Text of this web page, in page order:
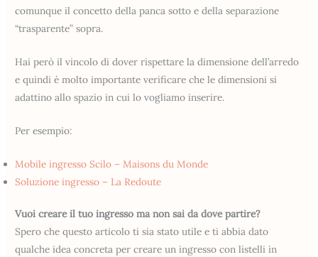
comunque il concetto della panca sotto e della separazione
“trasparente” sopra.
Hai però il vincolo di dover rispettare la dimensione dell’arredo
e quindi è molto importante verificare che le dimensioni si
adattino allo spazio in cui lo vogliamo inserire.
Per esempio:
Mobile ingresso Scilo – Maisons du Monde
Soluzione ingresso – La Redoute
Vuoi creare il tuo ingresso ma non sai da dove partire?
Spero che questo articolo ti sia stato utile e ti abbia dato
qualche idea concreta per creare un ingresso con listelli in